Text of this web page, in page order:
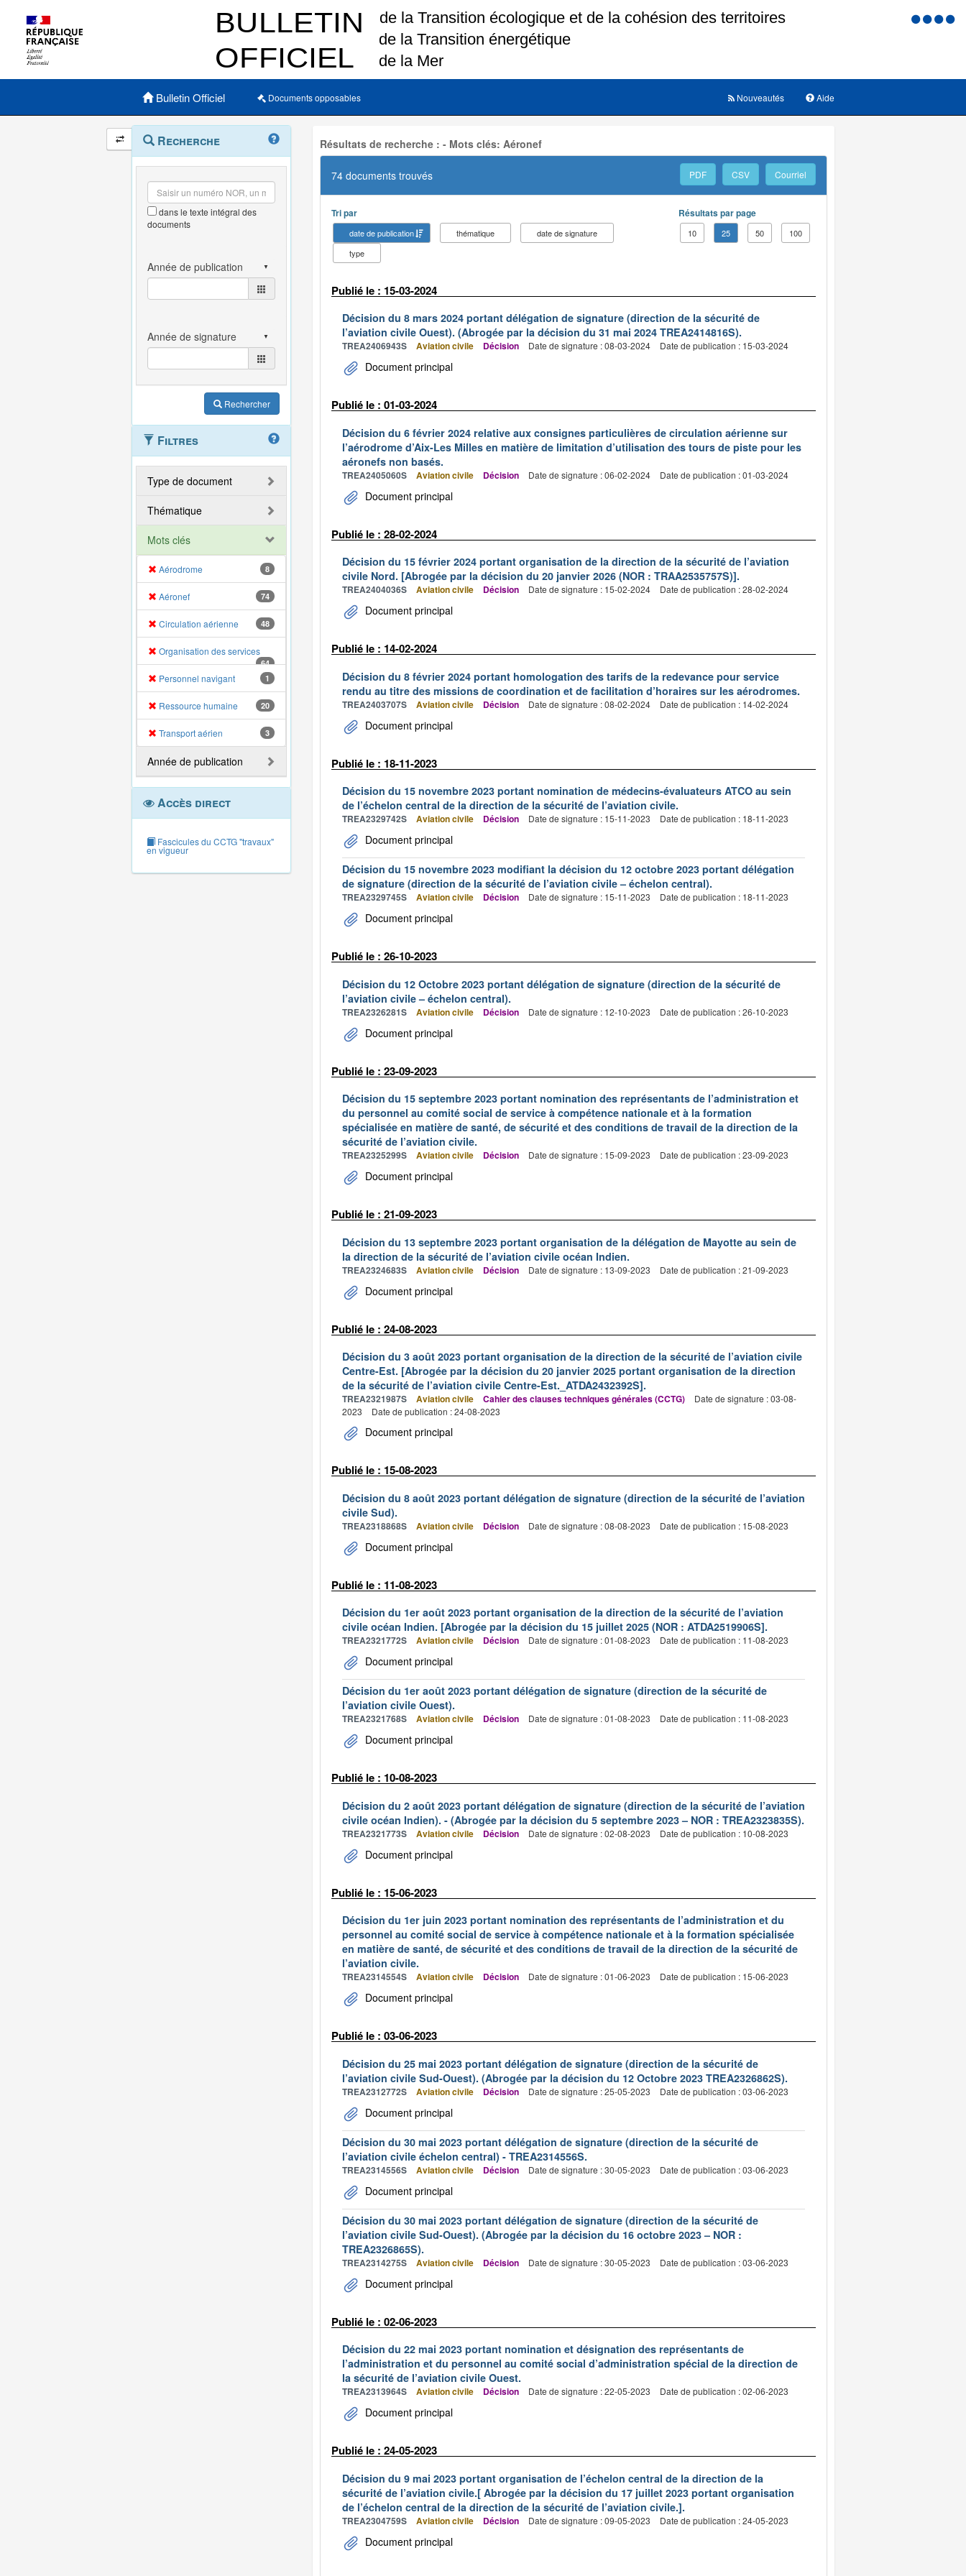
Menu
Menu principal
Bulletin Officiel Documents opposables Aide
Nouveautés
Navigation
et
outils
annexes
Menu
contextuel
Recherche
dans le texte intégral des
documents
Rechercher
Filtres
Type de document
Thématique
Mots clés
Aérodrome 8
Aéronef 74
Circulation aérienne 48
Organisation des services
64
Personnel navigant 1
Ressource humaine 20
Transport aérien 3
Année de publication
Accès direct
Fascicules du CCTG "travaux"
en vigueur
Résultats de recherche : - Mots clés: Aéronef
74 documents trouvés PDF CSV Courriel
Tri par
date de publication thématique
date de signature
type
Résultats par page
10 25 50 100
Publié le : 15-03-2024
Décision du 8 mars 2024 portant délégation de signature (direction de la sécurité de
l’aviation civile Ouest). (Abrogée par la décision du 31 mai 2024 TREA2414816S).
TREA2406943S Aviation civile Décision Date de signature : 08-03-2024 Date de publication : 15-03-2024
Document principal
Publié le : 01-03-2024
Décision du 6 février 2024 relative aux consignes particulières de circulation aérienne sur
l’aérodrome d’Aix-Les Milles en matière de limitation d’utilisation des tours de piste pour les
aéronefs non basés.
TREA2405060S Aviation civile Décision Date de signature : 06-02-2024 Date de publication : 01-03-2024
Document principal
Publié le : 28-02-2024
Décision du 15 février 2024 portant organisation de la direction de la sécurité de l’aviation
civile Nord. [Abrogée par la décision du 20 janvier 2026 (NOR : TRAA2535757S)].
TREA2404036S Aviation civile Décision Date de signature : 15-02-2024 Date de publication : 28-02-2024
Document principal
Publié le : 14-02-2024
Décision du 8 février 2024 portant homologation des tarifs de la redevance pour service
rendu au titre des missions de coordination et de facilitation d’horaires sur les aérodromes.
TREA2403707S Aviation civile Décision Date de signature : 08-02-2024 Date de publication : 14-02-2024
Document principal
Publié le : 18-11-2023
Décision du 15 novembre 2023 portant nomination de médecins-évaluateurs ATCO au sein
de l’échelon central de la direction de la sécurité de l’aviation civile.
TREA2329742S Aviation civile Décision Date de signature : 15-11-2023 Date de publication : 18-11-2023
Document principal
Décision du 15 novembre 2023 modifiant la décision du 12 octobre 2023 portant délégation
de signature (direction de la sécurité de l’aviation civile – échelon central).
TREA2329745S Aviation civile Décision Date de signature : 15-11-2023 Date de publication : 18-11-2023
Document principal
Publié le : 26-10-2023
Décision du 12 Octobre 2023 portant délégation de signature (direction de la sécurité de
l’aviation civile – échelon central).
TREA2326281S Aviation civile Décision Date de signature : 12-10-2023 Date de publication : 26-10-2023
Document principal
Publié le : 23-09-2023
Décision du 15 septembre 2023 portant nomination des représentants de l’administration et
du personnel au comité social de service à compétence nationale et à la formation
spécialisée en matière de santé, de sécurité et des conditions de travail de la direction de la
sécurité de l’aviation civile.
TREA2325299S Aviation civile Décision Date de signature : 15-09-2023 Date de publication : 23-09-2023
Document principal
Publié le : 21-09-2023
Décision du 13 septembre 2023 portant organisation de la délégation de Mayotte au sein de
la direction de la sécurité de l’aviation civile océan Indien.
TREA2324683S Aviation civile Décision Date de signature : 13-09-2023 Date de publication : 21-09-2023
Document principal
Publié le : 24-08-2023
Décision du 3 août 2023 portant organisation de la direction de la sécurité de l’aviation civile
Centre-Est. [Abrogée par la décision du 20 janvier 2025 portant organisation de la direction
de la sécurité de l’aviation civile Centre-Est._ATDA2432392S].
TREA2321987S Aviation civile Cahier des clauses techniques générales (CCTG)
Date de signature : 03-08-
2023
Date de publication : 24-08-2023
Document principal
Publié le : 15-08-2023
Décision du 8 août 2023 portant délégation de signature (direction de la sécurité de l’aviation
civile Sud).
TREA2318868S Aviation civile Décision Date de signature : 08-08-2023 Date de publication : 15-08-2023
Document principal
Publié le : 11-08-2023
Décision du 1er août 2023 portant organisation de la direction de la sécurité de l’aviation
civile océan Indien. [Abrogée par la décision du 15 juillet 2025 (NOR : ATDA2519906S].
TREA2321772S Aviation civile Décision Date de signature : 01-08-2023 Date de publication : 11-08-2023
Document principal
Décision du 1er août 2023 portant délégation de signature (direction de la sécurité de
l’aviation civile Ouest).
TREA2321768S Aviation civile Décision Date de signature : 01-08-2023 Date de publication : 11-08-2023
Document principal
Publié le : 10-08-2023
Décision du 2 août 2023 portant délégation de signature (direction de la sécurité de l’aviation
civile océan Indien). - (Abrogée par la décision du 5 septembre 2023 – NOR : TREA2323835S).
TREA2321773S Aviation civile Décision Date de signature : 02-08-2023 Date de publication : 10-08-2023
Document principal
Publié le : 15-06-2023
Décision du 1er juin 2023 portant nomination des représentants de l’administration et du
personnel au comité social de service à compétence nationale et à la formation spécialisée
en matière de santé, de sécurité et des conditions de travail de la direction de la sécurité de
l’aviation civile.
TREA2314554S Aviation civile Décision Date de signature : 01-06-2023 Date de publication : 15-06-2023
Document principal
Publié le : 03-06-2023
Décision du 25 mai 2023 portant délégation de signature (direction de la sécurité de
l’aviation civile Sud-Ouest). (Abrogée par la décision du 12 Octobre 2023 TREA2326862S).
TREA2312772S Aviation civile Décision Date de signature : 25-05-2023 Date de publication : 03-06-2023
Document principal
Décision du 30 mai 2023 portant délégation de signature (direction de la sécurité de
l’aviation civile échelon central) - TREA2314556S.
TREA2314556S Aviation civile Décision Date de signature : 30-05-2023 Date de publication : 03-06-2023
Document principal
Décision du 30 mai 2023 portant délégation de signature (direction de la sécurité de
l’aviation civile Sud-Ouest). (Abrogée par la décision du 16 octobre 2023 – NOR :
TREA2326865S).
TREA2314275S Aviation civile Décision Date de signature : 30-05-2023 Date de publication : 03-06-2023
Document principal
Publié le : 02-06-2023
Décision du 22 mai 2023 portant nomination et désignation des représentants de
l’administration et du personnel au comité social d’administration spécial de la direction de
la sécurité de l’aviation civile Ouest.
TREA2313964S Aviation civile Décision Date de signature : 22-05-2023 Date de publication : 02-06-2023
Document principal
Publié le : 24-05-2023
Décision du 9 mai 2023 portant organisation de l’échelon central de la direction de la
sécurité de l’aviation civile.[ Abrogée par la décision du 17 juillet 2023 portant organisation
de l’échelon central de la direction de la sécurité de l’aviation civile.].
TREA2304759S Aviation civile Décision Date de signature : 09-05-2023 Date de publication : 24-05-2023
Document principal